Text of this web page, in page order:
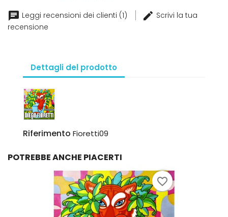
Leggi recensioni dei clienti (1)
Scrivi la tua
recensione
Dettagli del prodotto
Riferimento Fioretti09
POTREBBE ANCHE PIACERTI
favorite_border